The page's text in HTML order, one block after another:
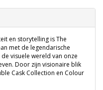
en storytelling is The
met de legendarische
visuele wereld van onze
Door zijn visionaire blik
Cask Collection en Colour